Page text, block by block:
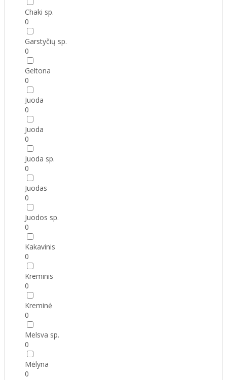
Chaki sp.
0
Garstyčių sp.
0
Geltona
0
Juoda
0
Juoda
0
Juoda sp.
0
Juodas
0
Juodos sp.
0
Kakavinis
0
Kreminis
0
Kreminė
0
Melsva sp.
0
Mėlyna
0